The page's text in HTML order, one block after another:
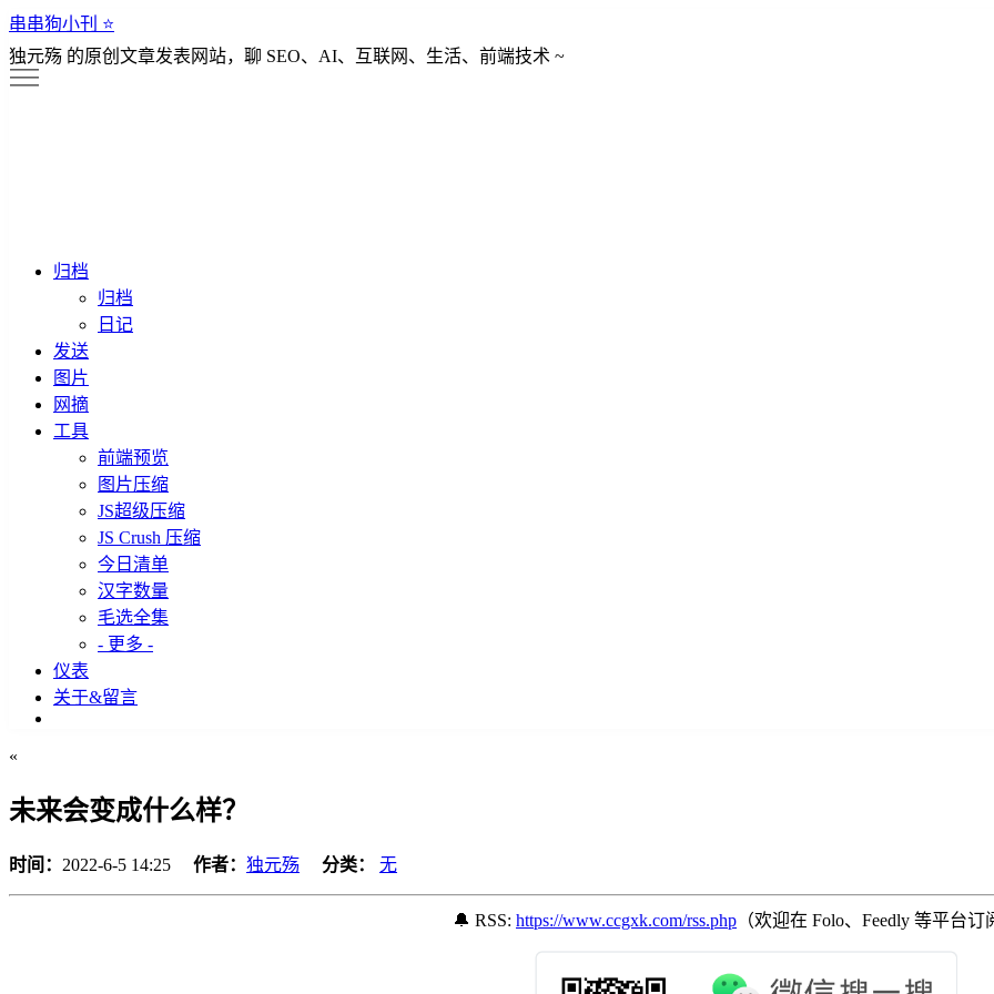
串串狗小刊 ⭐️
独元殇 的原创文章发表网站，聊 SEO、AI、互联网、生活、前端技术 ~
归档
归档
日记
发送
图片
网摘
工具
前端预览
图片压缩
JS超级压缩
JS Crush 压缩
今日清单
汉字数量
毛选全集
- 更多 -
仪表
关于&留言
«
未来会变成什么样？
时间： 2022-6-5 14:25 作者： 独元殇 分类： 无
🔔 RSS: https://www.ccgxk.com/rss.php （欢迎在 Folo、Feedly 等平台